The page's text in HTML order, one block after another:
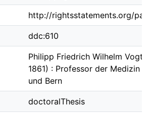
http://rightsstatements.org/
ddc:610
Philipp Friedrich Wilhelm Vogt
1861) : Professor der Medizin
und Bern
doctoralThesis